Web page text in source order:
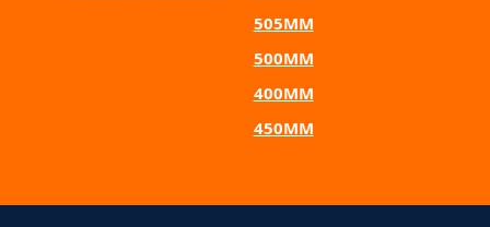
505MM
500MM
400MM
450MM